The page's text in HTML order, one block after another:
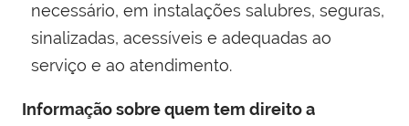
necessário, em instalações salubres, seguras,
sinalizadas, acessíveis e adequadas ao
serviço e ao atendimento.
Informação sobre quem tem direito a